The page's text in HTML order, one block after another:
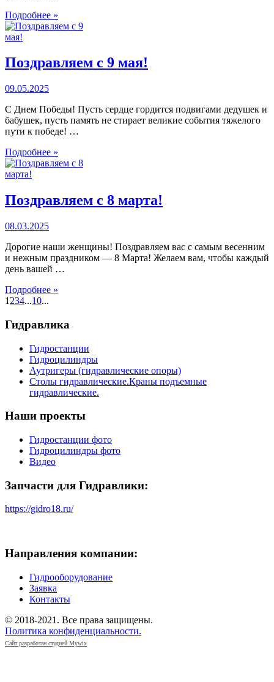
Подробнее »
Поздравляем с 9 мая!
09.05.2025
С Днем Победы! Пусть сердце гордится подвигами дедушек и
бабушек, пусть память не стирает великие события тяжелого
пути к победе! …
Подробнее »
Поздравляем с 8 марта!
08.03.2025
Дорогие наши женщины! Поздравляем вас с самым весенним
и нежным праздником — 8 Марта! Желаем вам, чтобы каждый
день вашей …
Подробнее »
1 234...10...
Гидравлика
Гидростанции
Гидроцилиндры
Аутригеры (гидравлические опоры)
Столы гидравлические.Краны подъемные
гидравлические.
Наши проекты
Гидростанции фото
Гидроцилиндры фото
Видео
Запчасти для Гидравлики:
https://gidro18.ru/
Направления компании:
Гидрооборудование
Заявка
Контакты
© 2018-2021. Все права защищены.
Политика конфиденциальности.
Сайт разработан студией Mywix